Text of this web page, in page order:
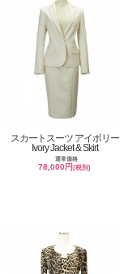
スカートスーツ アイボリー
Ivory Jacket & Skirt
通常価格
78,000円(税別)